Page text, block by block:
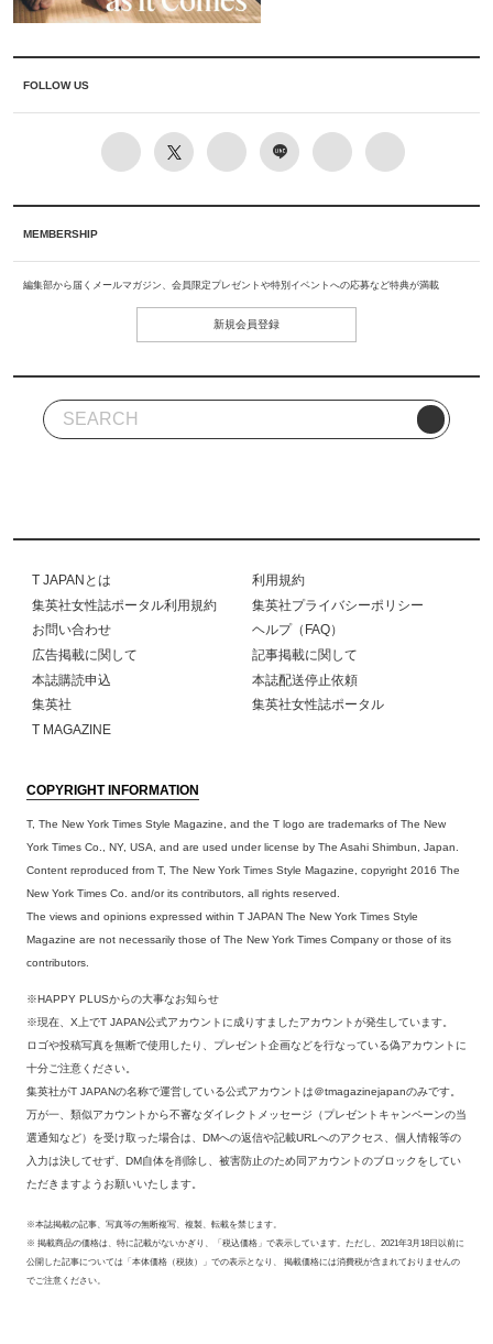
FOLLOW US
MEMBERSHIP
編集部から届くメールマガジン、会員限定プレゼントや特別イベントへの応募など特典が満載
新規会員登録
T JAPANとは
利用規約
集英社女性誌ポータル利用規約
集英社プライバシーポリシー
お問い合わせ
ヘルプ（FAQ）
広告掲載に関して
記事掲載に関して
本誌購読申込
本誌配送停止依頼
集英社
集英社女性誌ポータル
T MAGAZINE
COPYRIGHT INFORMATION
T, The New York Times Style Magazine, and the T logo are trademarks of The New
York Times Co., NY, USA, and are used under license by The Asahi Shimbun, Japan.
Content reproduced from T, The New York Times Style Magazine, copyright 2016 The
New York Times Co. and/or its contributors, all rights reserved.
The views and opinions expressed within T JAPAN The New York Times Style
Magazine are not necessarily those of The New York Times Company or those of its
contributors.
※HAPPY PLUSからの大事なお知らせ
※現在、X上でT JAPAN公式アカウントに成りすましたアカウントが発生しています。
ロゴや投稿写真を無断で使用したり、プレゼント企画などを行なっている偽アカウントに
十分ご注意ください。
集英社がT JAPANの名称で運営している公式アカウントは＠tmagazinejapanのみです。
万が一、類似アカウントから不審なダイレクトメッセージ（プレゼントキャンペーンの当
選通知など）を受け取った場合は、DMへの返信や記載URLへのアクセス、個人情報等の
入力は決してせず、DM自体を削除し、被害防止のため同アカウントのブロックをしてい
ただきますようお願いいたします。
※本誌掲載の記事、写真等の無断複写、複製、転載を禁じます。
※ 掲載商品の価格は、特に記載がないかぎり、「税込価格」で表示しています。ただし、2021年3月18日以前に
公開した記事については「本体価格（税抜）」での表示となり、 掲載価格には消費税が含まれておりませんの
でご注意ください。